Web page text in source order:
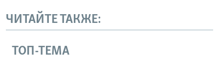
л
а
а
й
ЧИТАЙТЕ ТАКЖЕ:
ТОП-ТЕМА